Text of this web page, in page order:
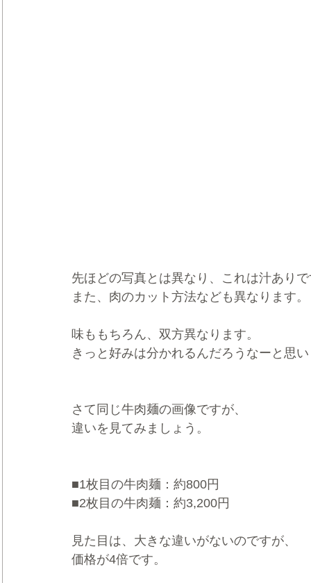
先ほどの写真とは異なり、これは汁あり
また、肉のカット方法なども異なります。
味ももちろん、双方異なります。
きっと好みは分かれるんだろうなーと思
さて同じ牛肉麺の画像ですが、
違いを見てみましょう。
■1枚目の牛肉麺：約800円
■2枚目の牛肉麺：約3,200円
見た目は、大きな違いがないのですが、
価格が4倍です。